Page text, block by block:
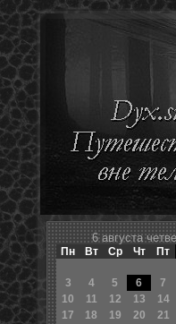
6 августа
Пн Вт Ср Чт Пт
3
4 5 6 7
10
11 12 13 14
17
18 19 20 21